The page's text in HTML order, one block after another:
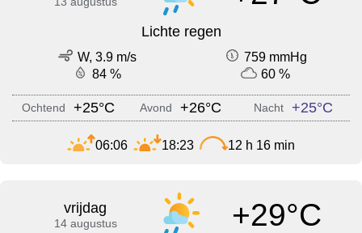
Lichte regen
W, 3.9 m/s
759 mmHg
84 %
60 %
Ochtend +25°C Avond +26°C Nacht +25°C
06:06 18:23 12 h 16 min
vrijdag
14 augustus +29°C